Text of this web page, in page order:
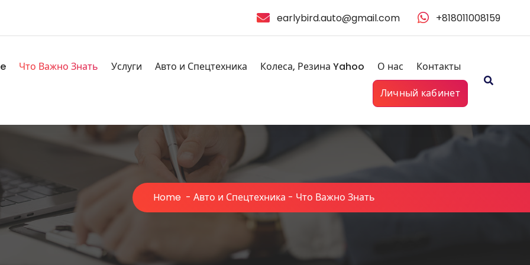
earlybird.auto@gmail.com +818011008159
Что Важно Знать Услуги Авто и Спецтехника Колеса, Резина Yahoo О нас
Контакты
Личный кабинет
Home - Авто и Спецтехника - Что Важно Знать